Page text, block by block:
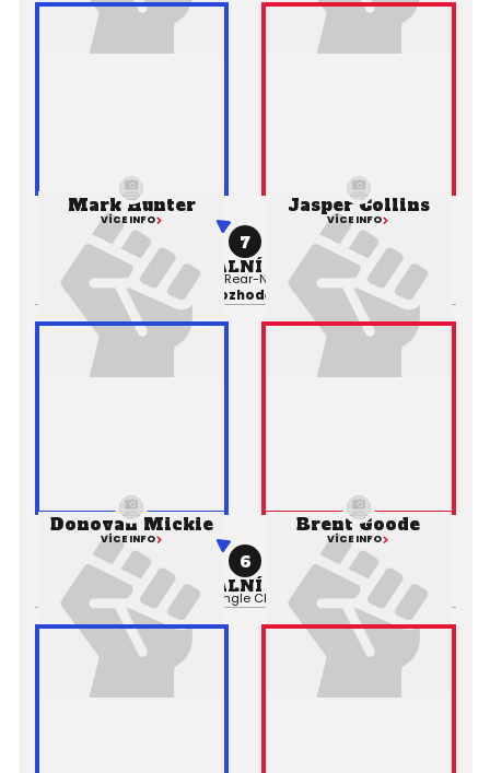
Mark Hunter
VÍCE INFO
7
PROFESIONÁLNÍ ZÁPAS MMA
Výsledek: Submission (Rear-Naked Choke), 3. kolo 0:51,
Rozhodčí:
Jasper Collins
VÍCE INFO
Donovan Mickie
VÍCE INFO
6
PROFESIONÁLNÍ ZÁPAS MMA
Výsledek:Submission (Triangle Choke), 2. kolo 4:12, Rozhodčí:
Brent Goode
VÍCE INFO